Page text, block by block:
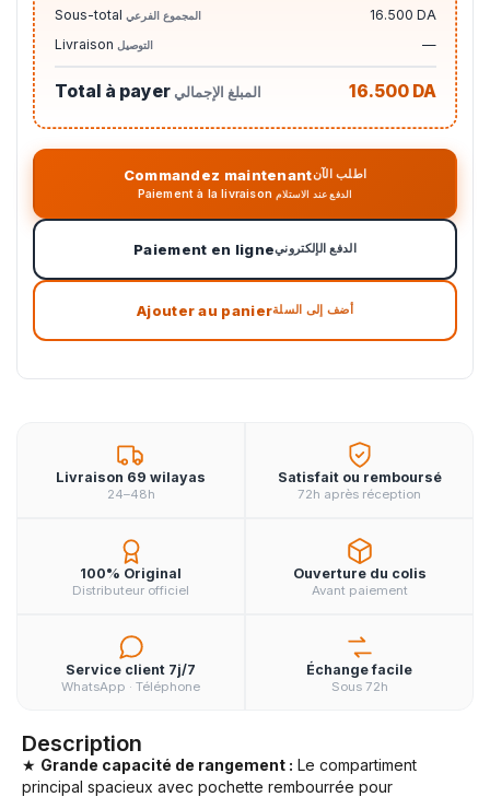
Sous-total المجموع الفرعي
16.500 DA
Livraison التوصيل —
Total à payer المبلغ الإجمالي 16.500 DA
Commandez maintenantاطلب الآن
Paiement à la livraisonالدفع عند الاستلام
Paiement en ligneالدفع الإلكتروني
Ajouter au panierأضف إلى السلة
Livraison 69 wilayas
24–48h
Satisfait ou remboursé
72h après réception
100% Original
Distributeur officiel
Ouverture du colis
Avant paiement
Service client 7j/7
WhatsApp · Téléphone
Échange facile
Sous 72h
Description
★ Grande capacité de rangement : Le compartiment
principal spacieux avec pochette rembourrée pour